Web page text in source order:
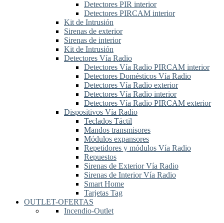
Detectores PIR interior
Detectores PIRCAM interior
Kit de Intrusión
Sirenas de exterior
Sirenas de interior
Kit de Intrusión
Detectores Vía Radio
Detectores Vía Radio PIRCAM interior
Detectores Domésticos Vía Radio
Detectores Vía Radio exterior
Detectores Vía Radio interior
Detectores Vía Radio PIRCAM exterior
Dispositivos Vía Radio
Teclados Táctil
Mandos transmisores
Módulos expansores
Repetidores y módulos Vía Radio
Repuestos
Sirenas de Exterior Vía Radio
Sirenas de Interior Vía Radio
Smart Home
Tarjetas Tag
OUTLET-OFERTAS
Incendio-Outlet